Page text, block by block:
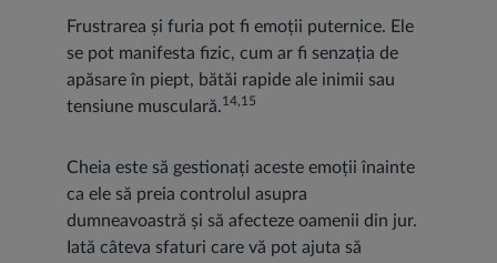
Frustrarea și furia pot fi emoții puternice. Ele
se pot manifesta fizic, cum ar fi senzația de
apăsare în piept, bătăi rapide ale inimii sau
tensiune musculară.14,15
Cheia este să gestionați aceste emoții înainte
ca ele să preia controlul asupra
dumneavoastră și să afecteze oamenii din jur.
Iată câteva sfaturi care vă pot ajuta să